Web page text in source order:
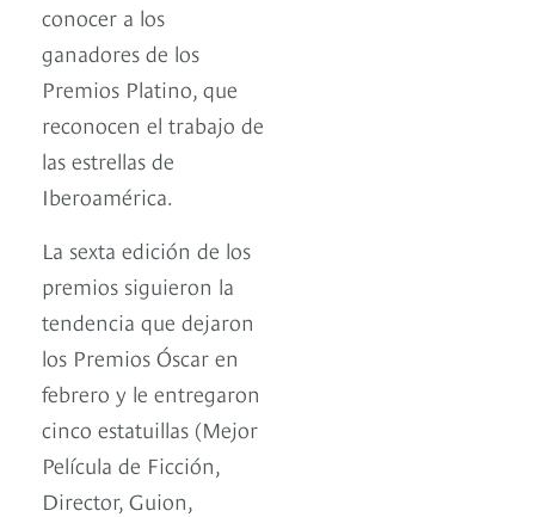
conocer a los
ganadores de los
Premios Platino, que
reconocen el trabajo de
las estrellas de
Iberoamérica.
La sexta edición de los
premios siguieron la
tendencia que dejaron
los Premios Óscar en
febrero y le entregaron
cinco estatuillas (Mejor
Película de Ficción,
Director, Guion,